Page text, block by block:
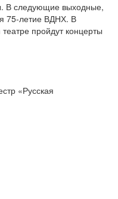
В следующие выходные,
75-летие ВДНХ. В
пройдут концерты
«Русская